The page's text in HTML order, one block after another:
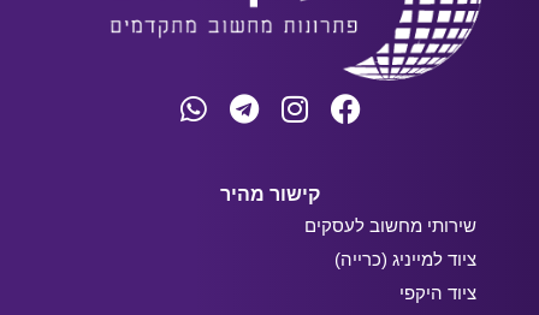
קישור מהיר
שירותי מחשוב לעסקים
ציוד למייניג (כרייה)
ציוד היקפי